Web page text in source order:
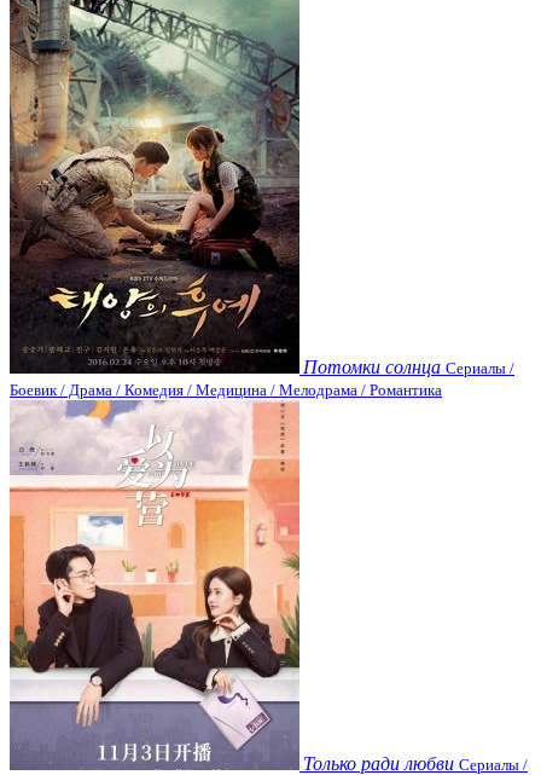
Потомки солнца Сериалы /
Боевик / Драма / Комедия / Медицина / Мелодрама / Романтика
Только ради любви Сериалы /